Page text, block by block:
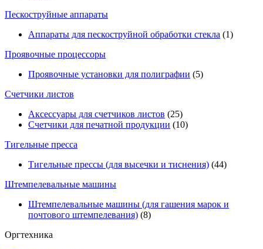
Пескоструйные аппараты
Аппараты для пескоструйной обработки стекла (1)
Проявочные процессоры
Проявочные установки для полиграфии (5)
Счетчики листов
Аксессуары для счетчиков листов (25)
Счетчики для печатной продукции (10)
Тигельные пресса
Тигельные прессы (для высечки и тиснения) (44)
Штемпелевальные машины
Штемпелевальные машины (для гашения марок и
почтового штемпелевания) (8)
Оргтехника